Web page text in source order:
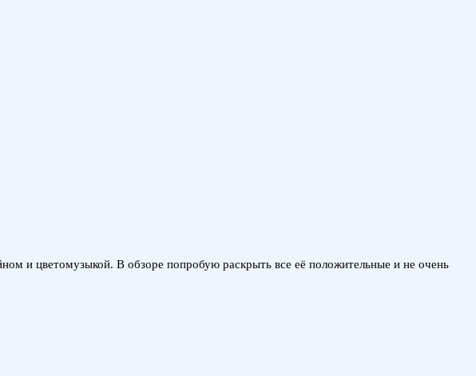
и цветомузыкой. В обзоре попробую раскрыть все её положительные и не очень